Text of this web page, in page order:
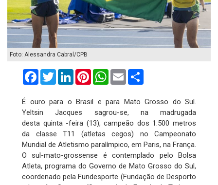
Foto: Alessandra Cabral/CPB
FacebookTwitterLinkedInPinterestWhatsApp
Email
É ouro para o Brasil e para Mato Grosso do Sul.
Yeltsin Jacques sagrou-se, na madrugada
desta quinta -feira (13), campeão dos 1.500 metros
da classe T11 (atletas cegos) no Campeonato
Mundial de Atletismo paralímpico, em Paris, na França.
O sul-mato-grossense é contemplado pelo Bolsa
Atleta, programa do Governo de Mato Grosso do Sul,
coordenado pela Fundesporte (Fundação de Desporto